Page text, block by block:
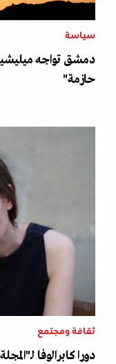
سياسة
دمشق تواجه
حازمة"
ثقافة ومجتمع
دورا كابرالوفا